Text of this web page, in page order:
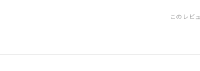
このレビ